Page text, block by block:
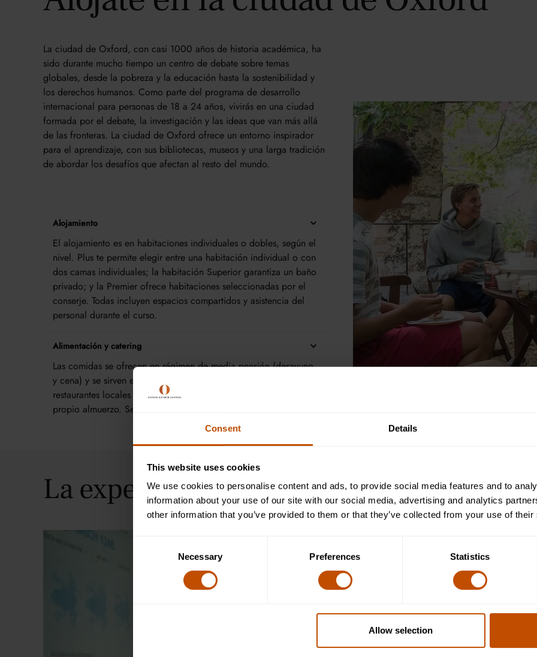
Consent Details
This website uses cookies
We use cookies to personalise content and ads, to provide social media features and to
information about your use of our site with our social media, advertising and analytics
other information that you’ve provided to them or that they’ve collected from your use of
Necessary Preferences Statistics
Allow selection
La ciudad de Oxford, con casi 1000 años de historia académica, ha
sido durante mucho tiempo un centro de debate sobre temas
globales, desde la pobreza y la educación hasta la sostenibilidad y
los derechos humanos. Como parte del programa de desarrollo
internacional para personas de 18 a 24 años, vivirás en una ciudad
formada por el debate, la investigación y las ideas que van más allá
de las fronteras. La ciudad de Oxford ofrece un entorno inspirador
para el aprendizaje, con sus bibliotecas, museos y una larga tradición
de abordar los desafíos que afectan al resto del mundo.
Alojamiento
El alojamiento es en habitaciones individuales o dobles, según el
nivel. Plus te permite elegir entre una habitación individual o con
dos camas individuales; la habitación Superior garantiza un baño
privado; y la Premier ofrece habitaciones seleccionadas por el
conserje. Todas incluyen espacios compartidos y asistencia del
personal durante el curso.
Alimentación y catering
Las comidas se ofrecen en régimen de media pensión (desayuno
y cena) y se sirven en los comedores de las universidades o en
restaurantes locales seleccionados. Los estudiantes preparan su
propio almuerzo. Se atienden todos los requisitos dietéticos.
La experiencia de los cursos de verano
¿Cómo
desarrollo
políticas que
educación
acción
casos reales
cómo las
la vida de las